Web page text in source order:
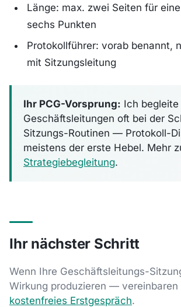
Länge: max. zwei Seiten für
sechs Punkten
Protokollführer: vorab benannt,
mit Sitzungsleitung
Ihr PCG-Vorsprung: Ich begleite
Geschäftsleitungen oft bei der
Sitzungs-Routinen — Protokoll-
meistens der erste Hebel. Mehr
Strategiebegleitung.
Ihr nächster Schritt
Wenn Ihre Geschäftsleitungs-
Wirkung produzieren — vereinbaren
kostenfreies Erstgespräch.